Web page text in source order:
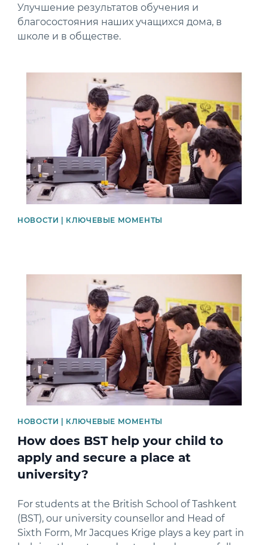
Улучшение результатов обучения и
благосостояния наших учащихся дома, в
школе и в обществе.
НОВОСТИ | КЛЮЧЕВЫЕ МОМЕНТЫ
НОВОСТИ | КЛЮЧЕВЫЕ МОМЕНТЫ
How does BST help your child to
apply and secure a place at
university?
For students at the British School of Tashkent
(BST), our university counsellor and Head of
Sixth Form, Mr Jacques Krige plays a key part in